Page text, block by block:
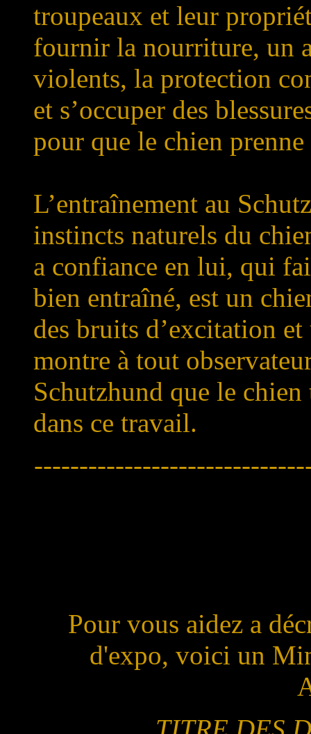
troupeaux et leur
fournir la nourriture, un
violents, la protection
et s’occuper des
pour que le chien
L’entraînement au
instincts naturels du
a confiance en lui, qui
bien entraîné, est un
des bruits d’excitation
montre à tout
Schutzhund que le
dans ce travail.
Pour vous aidez a
d'expo, voici un